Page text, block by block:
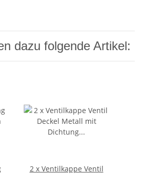
dazu folgende Artikel:
2 x Ventilkappe Ventil